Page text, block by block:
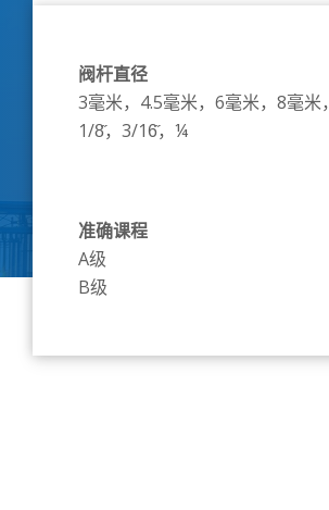
阀杆直径
3毫米，4.5毫米，6毫米，8毫米，
1/8̋，3/16̋，¼
准确课程
A级
B级